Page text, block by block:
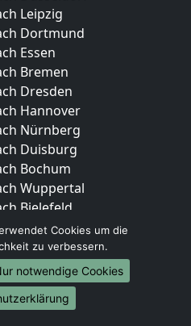
Leipzig
Dortmund
Essen
Bremen
Dresden
Hannover
Nürnberg
Duisburg
Bochum
Wuppertal
Bielefeld
Bonn
Münster
Brasilien
Cookies um die
zu verbessern.
notwendige Cookies